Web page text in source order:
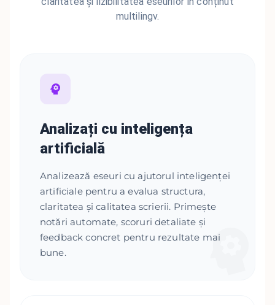
multilingv.
Analizați cu inteligența
artificială
Analizează eseuri cu ajutorul inteligenței
artificiale pentru a evalua structura,
claritatea și calitatea scrierii. Primește
notări automate, scoruri detaliate și
feedback concret pentru rezultate mai
bune.